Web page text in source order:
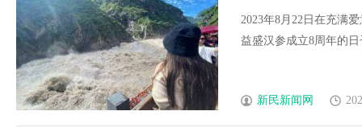
2023年8月22日在充满
益盛汉参成立8周年的
新民新闻网